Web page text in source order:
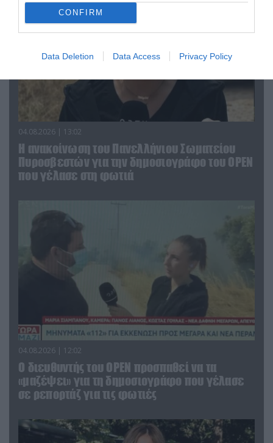
CONFIRM
Data Deletion Data Access Privacy Policy
04.08.2026 | 13:02
Η ανακοίνωση του Πανελλήνιου Σωματείου
Πυροσβεστών για την δημοσιογράφο του OPEN
που γέλασε στη φωτιά
04.08.2026 | 12:02
O διευθυντής του OPEN προσπαθεί να τα
«μαζέψει» για τη δημοσιογράφο που γέλασε
σε ρεπορτάζ για τις φωτιές